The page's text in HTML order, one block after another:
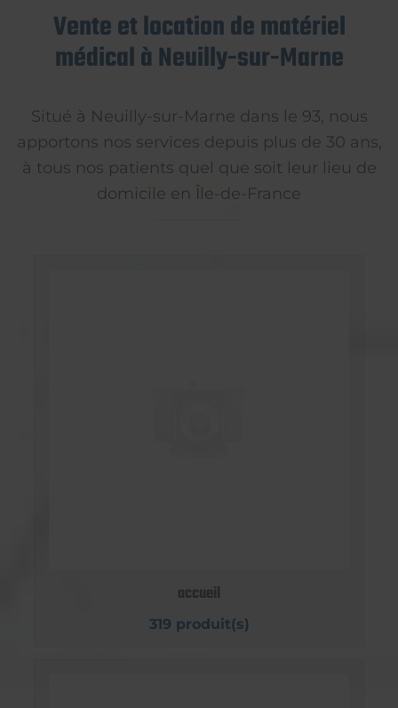
Vente et location de matériel
médical à Neuilly-sur-Marne
Situé à Neuilly-sur-Marne dans le 93, nous
apportons nos services depuis plus de 30 ans,
à tous nos patients quel que soit leur lieu de
domicile en Île-de-France
accueil
319 produit(s)